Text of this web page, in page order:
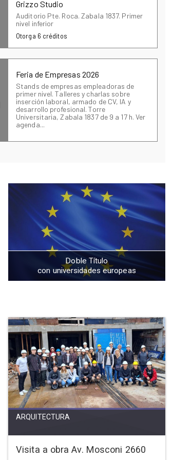
Grizzo Studio
Auditorio Pte. Roca. Zabala 1837. Primer
nivel inferior
Otorga 6 créditos
Feria de Empresas 2026
Stands de empresas empleadoras de
primer nivel. Talleres y charlas sobre
inserción laboral, armado de CV, IA y
desarrollo profesional. Torre
Universitaria, Zabala 1837 de 9 a 17 h. Ver
agenda...
Doble Título
con universidades europeas
ARQUITECTURA
Visita a obra Av. Mosconi 2660